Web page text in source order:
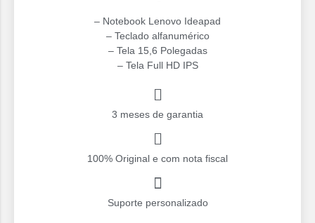
– Notebook Lenovo Ideapad
– Teclado alfanumérico
– Tela 15,6 Polegadas
– ⁠Tela Full HD IPS
3 meses de garantia
100% Original e com nota fiscal
Suporte personalizado